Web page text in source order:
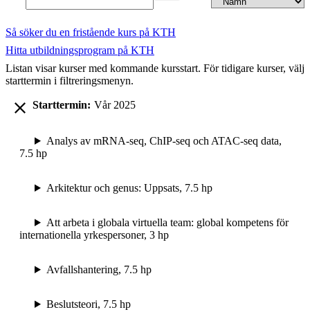
Så söker du en fristående kurs på KTH
Hitta utbildningsprogram på KTH
Listan visar kurser med kommande kursstart. För tidigare kurser, välj
starttermin i filtreringsmenyn.
Starttermin: Vår 2025
Analys av mRNA-seq, ChIP-seq och ATAC-seq data,
7.5 hp
Arkitektur och genus: Uppsats, 7.5 hp
Att arbeta i globala virtuella team: global kompetens för
internationella yrkespersoner, 3 hp
Avfallshantering, 7.5 hp
Beslutsteori, 7.5 hp